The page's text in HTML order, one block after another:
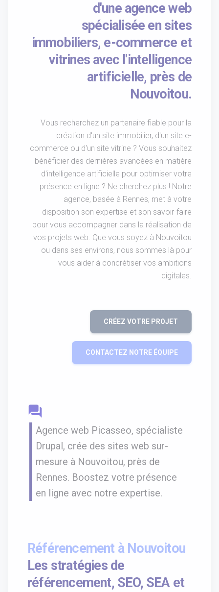
d'une agence web
spécialisée en sites
immobiliers, e-commerce et
vitrines avec l'intelligence
artificielle, près de
Nouvoitou.
Vous recherchez un partenaire fiable pour la
création d'un site immobilier, d'un site e-
commerce ou d'un site vitrine ? Vous souhaitez
bénéficier des dernières avancées en matière
d'intelligence artificielle pour optimiser votre
présence en ligne ? Ne cherchez plus ! Notre
agence, basée à Rennes, met à votre
disposition son expertise et son savoir-faire
pour vous accompagner dans la réalisation de
vos projets web. Que vous soyez à Nouvoitou
ou dans ses environs, nous sommes là pour
vous aider à concrétiser vos ambitions
digitales.
CRÉEZ VOTRE PROJET
CONTACTEZ NOTRE ÉQUIPE
question_answer
Agence web Picasseo, spécialiste
Drupal, crée des sites web sur-
mesure à Nouvoitou, près de
Rennes. Boostez votre présence
en ligne avec notre expertise.
Référencement à Nouvoitou
Les stratégies de
référencement, SEO, SEA et